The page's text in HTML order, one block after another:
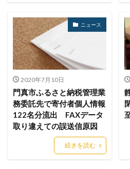
ディープフェイク
ディズニー
デジタル
デジタルフォレン
テレマティクス
テレワークのセキュリティ
ドッペルゲンガードメイン
ドメイン名ハイジャック
ト
トレーディングボット
トレ
なりすましメール
ニチレイ
ニュース
2020年7月10日
門真市ふるさと納税管理業
務委託先で寄付者個人情報
122名分流出 FAXデータ
取り違えての誤送信原因
続きを読む